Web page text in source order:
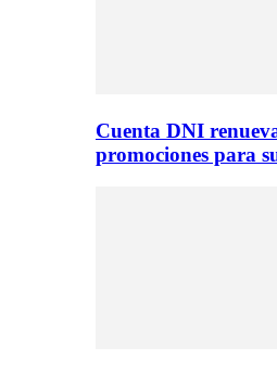
Cuenta DNI
promociones para